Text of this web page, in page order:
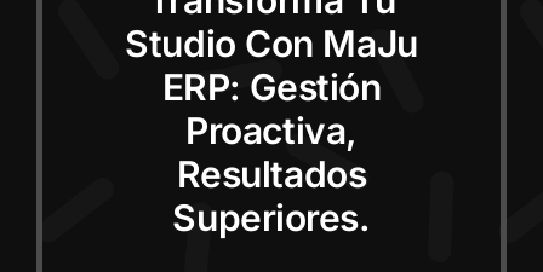
Studio Con MaJu
ERP: Gestión
Proactiva,
Resultados
Superiores.